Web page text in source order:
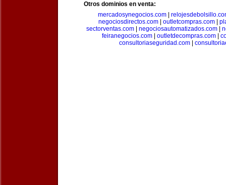
Otros dominios en venta:
mercadosynegocios.com
negociosdirectos.com
outletcompras.com
sectorventas.com
negociosautomatizados.com
feiranegocios.com| outletdecompras.com|
consultoriaseguridad.com